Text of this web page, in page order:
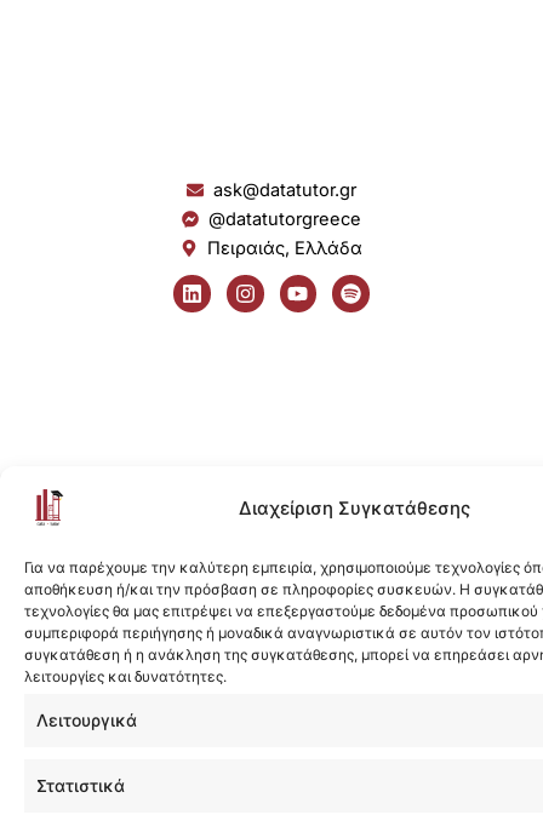
Διαχείριση Συγκατάθεσης
Για να παρέχουμε την καλύτερη εμπειρία, χρησιμοποιούμε τεχνολογίες
αποθήκευση ή/και την πρόσβαση σε πληροφορίες συσκευών. Η
τεχνολογίες θα μας επιτρέψει να επεξεργαστούμε δεδομένα
συμπεριφορά περιήγησης ή μοναδικά αναγνωριστικά σε αυτόν τον
συγκατάθεση ή η ανάκληση της συγκατάθεσης, μπορεί να επηρεάσει
λειτουργίες και δυνατότητες.
Λειτουργικά
Στατιστικά
ask@datatutor.gr
@datatutorgreece
Πειραιάς, Ελλάδα
L
i
n
I
n
s
Y
o
u
S
p
o